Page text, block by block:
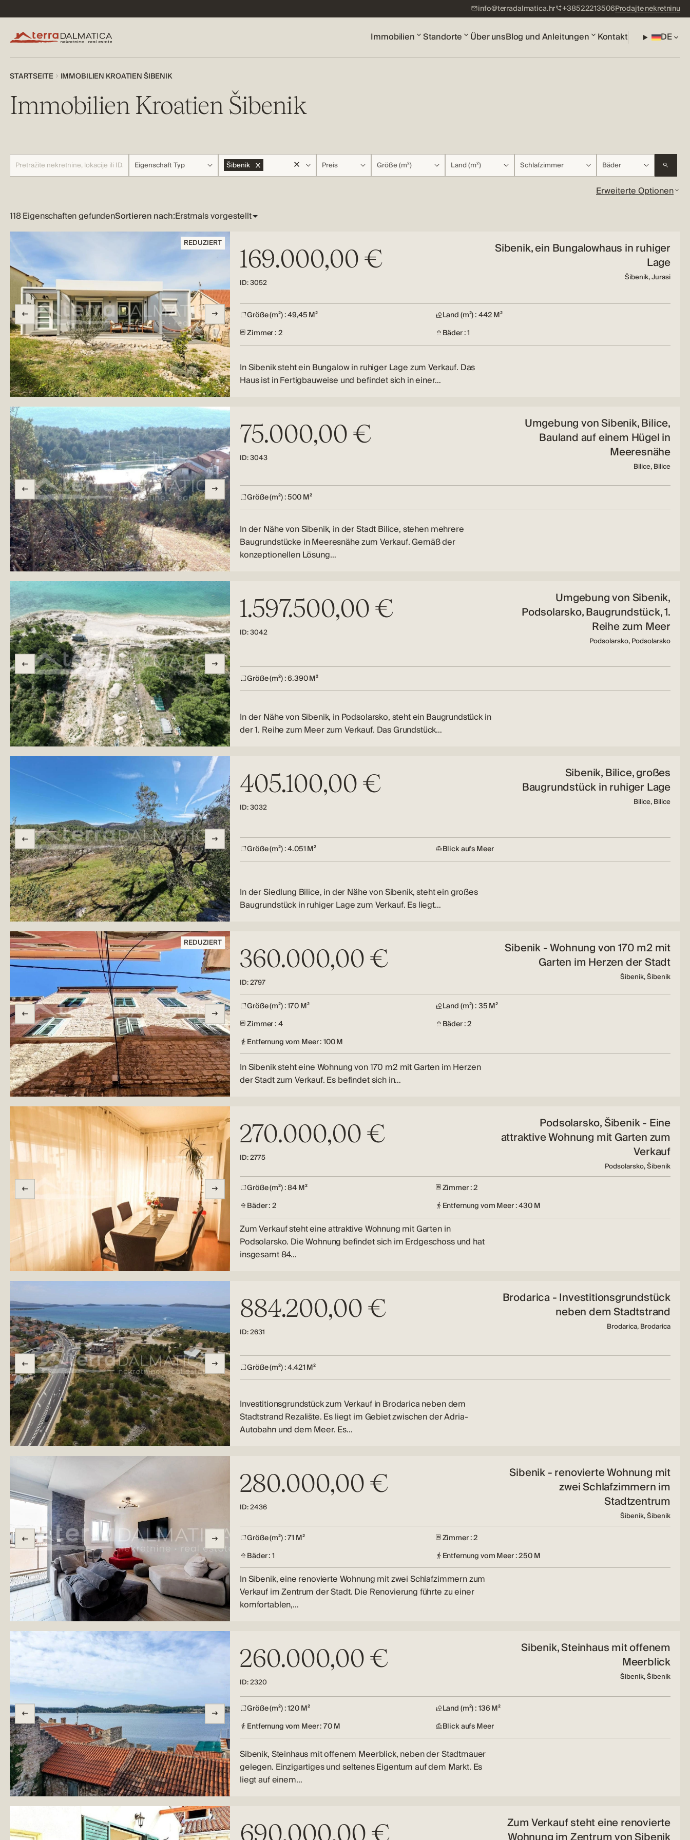
info@terradalmatica.hr +38522213506Prodajte nekretninu
Immobilien Standorte Über unsBlog und Anleitungen Kontakt DE
STARTSEITE IMMOBILIEN KROATIEN ŠIBENIK
Immobilien Kroatien Šibenik
Eigenschaft Typ Šibenik Preis Größe (m²) Land (m²) Schlafzimmer Bäder
Erweiterte Optionen
118 Eigenschaften gefundenSortieren nach:
REDUZIERT
169.000,00 €
ID: 3052
Sibenik, ein Bungalowhaus in ruhiger
Lage
Šibenik, Jurasi
Größe (m²) : 49,45 M²
Land (m²) : 442 M²
Zimmer : 2
Bäder : 1
In Sibenik steht ein Bungalow in ruhiger Lage zum Verkauf. Das
Haus ist in Fertigbauweise und befindet sich in einer…
75.000,00 €
ID: 3043
Umgebung von Sibenik, Bilice,
Bauland auf einem Hügel in
Meeresnähe
Bilice, Bilice
Größe (m²) : 500 M²
In der Nähe von Sibenik, in der Stadt Bilice, stehen mehrere
Baugrundstücke in Meeresnähe zum Verkauf. Gemäß der
konzeptionellen Lösung…
1.597.500,00 €
ID: 3042
Umgebung von Sibenik,
Podsolarsko, Baugrundstück, 1.
Reihe zum Meer
Podsolarsko, Podsolarsko
Größe (m²) : 6.390 M²
In der Nähe von Sibenik, in Podsolarsko, steht ein Baugrundstück in
der 1. Reihe zum Meer zum Verkauf. Das Grundstück…
405.100,00 €
ID: 3032
Sibenik, Bilice, großes
Baugrundstück in ruhiger Lage
Bilice, Bilice
Größe (m²) : 4.051 M² Blick aufs Meer
In der Siedlung Bilice, in der Nähe von Sibenik, steht ein großes
Baugrundstück in ruhiger Lage zum Verkauf. Es liegt…
REDUZIERT
360.000,00 €
ID: 2797
Sibenik - Wohnung von 170 m2 mit
Garten im Herzen der Stadt
Šibenik, Šibenik
Größe (m²) : 170 M²
Land (m²) : 35 M²
Zimmer : 4
Bäder : 2
Entfernung vom Meer : 100 M
In Sibenik steht eine Wohnung von 170 m2 mit Garten im Herzen
der Stadt zum Verkauf. Es befindet sich in…
270.000,00 €
ID: 2775
Podsolarsko, Šibenik - Eine
attraktive Wohnung mit Garten zum
Verkauf
Podsolarsko, Šibenik
Größe (m²) : 84 M²
Zimmer : 2
Bäder : 2
Entfernung vom Meer : 430 M
Zum Verkauf steht eine attraktive Wohnung mit Garten in
Podsolarsko. Die Wohnung befindet sich im Erdgeschoss und hat
insgesamt 84…
884.200,00 €
ID: 2631
Brodarica - Investitionsgrundstück
neben dem Stadtstrand
Brodarica, Brodarica
Größe (m²) : 4.421 M²
Investitionsgrundstück zum Verkauf in Brodarica neben dem
Stadtstrand Rezalište. Es liegt im Gebiet zwischen der Adria-
Autobahn und dem Meer. Es…
280.000,00 €
ID: 2436
Sibenik - renovierte Wohnung mit
zwei Schlafzimmern im
Stadtzentrum
Šibenik, Šibenik
Größe (m²) : 71 M²
Zimmer : 2
Bäder : 1
Entfernung vom Meer : 250 M
In Sibenik, eine renovierte Wohnung mit zwei Schlafzimmern zum
Verkauf im Zentrum der Stadt. Die Renovierung führte zu einer
komfortablen,…
260.000,00 €
ID: 2320
Sibenik, Steinhaus mit offenem
Meerblick
Šibenik, Šibenik
Größe (m²) : 120 M²
Land (m²) : 136 M²
Entfernung vom Meer : 70 M
Blick aufs Meer
Sibenik, Steinhaus mit offenem Meerblick, neben der Stadtmauer
gelegen. Einzigartiges und seltenes Eigentum auf dem Markt. Es
liegt auf einem…
690.000,00 €
Zum Verkauf steht eine renovierte